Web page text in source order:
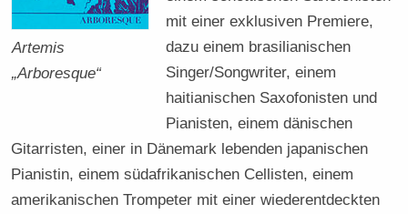
Artemis
„Arboresque“
mit einer exklusiven Premiere,
dazu einem brasilianischen
Singer/Songwriter, einem
haitianischen Saxofonisten und
Pianisten, einem dänischen
Gitarristen, einer in Dänemark lebenden japanischen
Pianistin, einem südafrikanischen Cellisten, einem
amerikanischen Trompeter mit einer wiederentdeckten